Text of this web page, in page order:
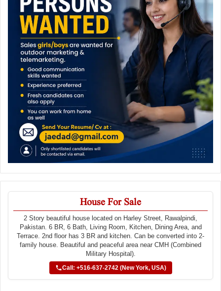
House For Sale
2 Story beautiful house located on Harley Street, Rawalpindi,
Pakistan. 6 BR, 6 Bath, Living Room, Kitchen, Dining Area, and
Terrace. 2nd floor has 3 BR and kitchen. Can be converted into 2-
family house. Beautiful and peaceful area near CMH (Combined
Military Hospital).
Call: +516-637-2742 (New York, USA)